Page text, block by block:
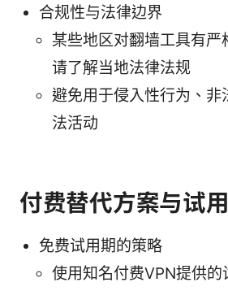
合规性与法律边界
某些地区对翻墙工具有严
请了解当地法律法规
避免用于侵入性行为、非
法活动
付费替代方案与试
免费试用期的策略
使用知名付费VPN提供的